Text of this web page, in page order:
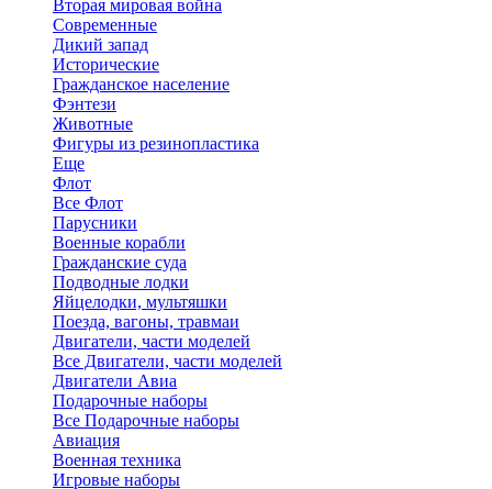
Вторая мировая война
Современные
Дикий запад
Исторические
Гражданское население
Фэнтези
Животные
Фигуры из резинопластика
Еще
Флот
Все Флот
Парусники
Военные корабли
Гражданские суда
Подводные лодки
Яйцелодки, мультяшки
Поезда, вагоны, травмаи
Двигатели, части моделей
Все Двигатели, части моделей
Двигатели Авиа
Подарочные наборы
Все Подарочные наборы
Авиация
Военная техника
Игровые наборы